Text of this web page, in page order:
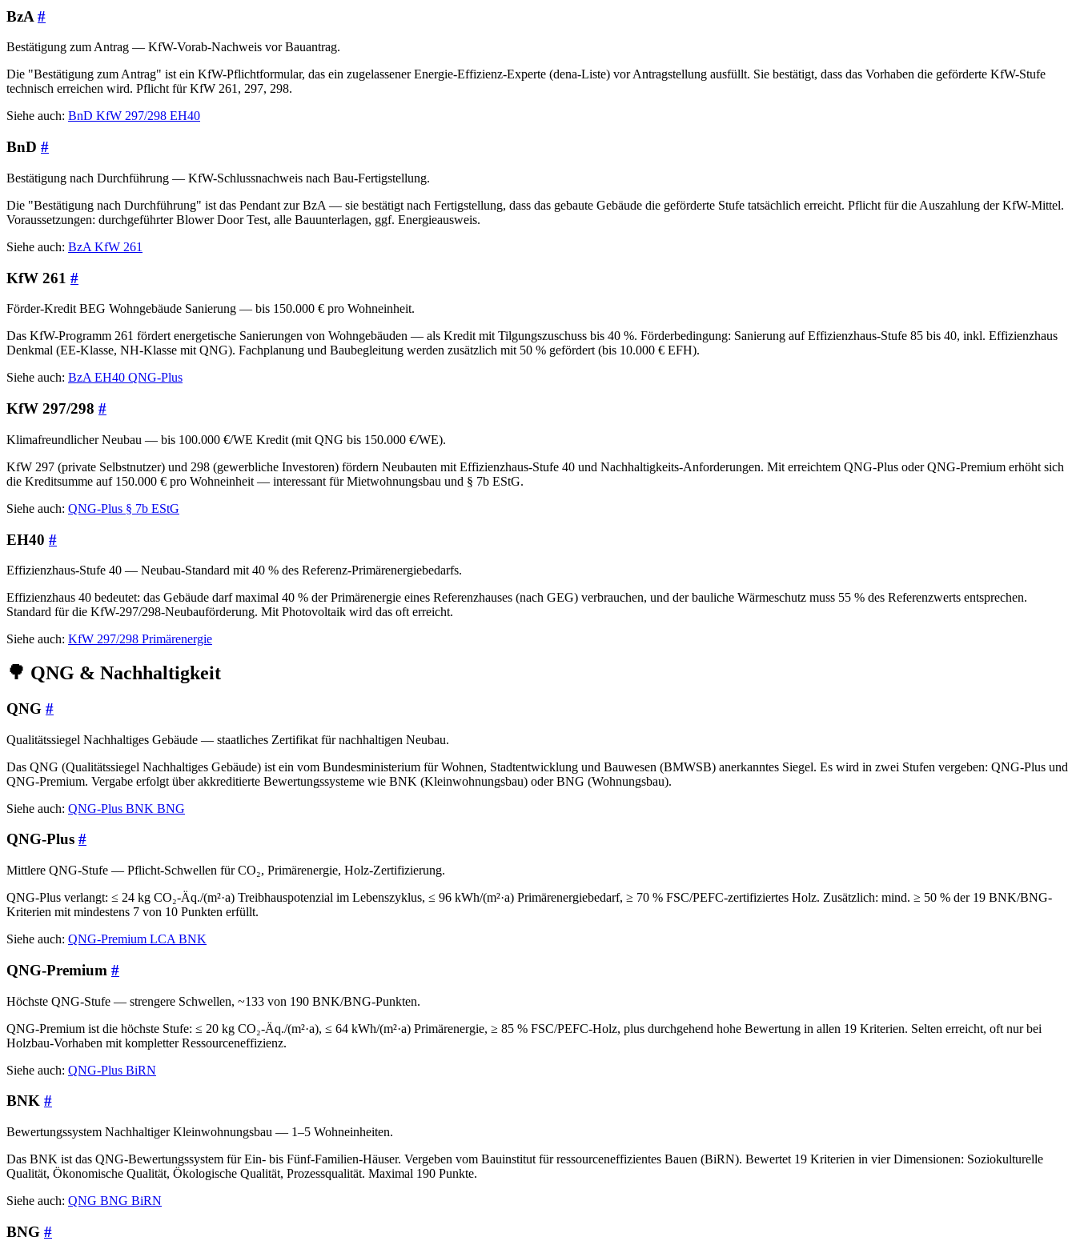
BzA #
Bestätigung zum Antrag — KfW-Vorab-Nachweis vor Bauantrag.
Die "Bestätigung zum Antrag" ist ein KfW-Pflichtformular, das ein zugelassener Energie-Effizienz-Experte (dena-Liste) vor Antragstellung ausfüllt. Sie bestätigt, dass das Vorhaben die geförderte KfW-Stufe
technisch erreichen wird. Pflicht für KfW 261, 297, 298.
Siehe auch: BnD KfW 297/298 EH40
BnD #
Bestätigung nach Durchführung — KfW-Schlussnachweis nach Bau-Fertigstellung.
Die "Bestätigung nach Durchführung" ist das Pendant zur BzA — sie bestätigt nach Fertigstellung, dass das gebaute Gebäude die geförderte Stufe tatsächlich erreicht. Pflicht für die Auszahlung der KfW-Mittel.
Voraussetzungen: durchgeführter Blower Door Test, alle Bauunterlagen, ggf. Energieausweis.
Siehe auch: BzA KfW 261
KfW 261 #
Förder-Kredit BEG Wohngebäude Sanierung — bis 150.000 € pro Wohneinheit.
Das KfW-Programm 261 fördert energetische Sanierungen von Wohngebäuden — als Kredit mit Tilgungszuschuss bis 40 %. Förderbedingung: Sanierung auf Effizienzhaus-Stufe 85 bis 40, inkl. Effizienzhaus
Denkmal (EE-Klasse, NH-Klasse mit QNG). Fachplanung und Baubegleitung werden zusätzlich mit 50 % gefördert (bis 10.000 € EFH).
Siehe auch: BzA EH40 QNG-Plus
KfW 297/298 #
Klimafreundlicher Neubau — bis 100.000 €/WE Kredit (mit QNG bis 150.000 €/WE).
KfW 297 (private Selbstnutzer) und 298 (gewerbliche Investoren) fördern Neubauten mit Effizienzhaus-Stufe 40 und Nachhaltigkeits-Anforderungen. Mit erreichtem QNG-Plus oder QNG-Premium erhöht sich
die Kreditsumme auf 150.000 € pro Wohneinheit — interessant für Mietwohnungsbau und § 7b EStG.
Siehe auch: QNG-Plus § 7b EStG
EH40 #
Effizienzhaus-Stufe 40 — Neubau-Standard mit 40 % des Referenz-Primärenergiebedarfs.
Effizienzhaus 40 bedeutet: das Gebäude darf maximal 40 % der Primärenergie eines Referenzhauses (nach GEG) verbrauchen, und der bauliche Wärmeschutz muss 55 % des Referenzwerts entsprechen.
Standard für die KfW-297/298-Neubauförderung. Mit Photovoltaik wird das oft erreicht.
Siehe auch: KfW 297/298 Primärenergie
🌳 QNG & Nachhaltigkeit
QNG #
Qualitätssiegel Nachhaltiges Gebäude — staatliches Zertifikat für nachhaltigen Neubau.
Das QNG (Qualitätssiegel Nachhaltiges Gebäude) ist ein vom Bundesministerium für Wohnen, Stadtentwicklung und Bauwesen (BMWSB) anerkanntes Siegel. Es wird in zwei Stufen vergeben: QNG-Plus und
QNG-Premium. Vergabe erfolgt über akkreditierte Bewertungssysteme wie BNK (Kleinwohnungsbau) oder BNG (Wohnungsbau).
Siehe auch: QNG-Plus BNK BNG
QNG-Plus #
Mittlere QNG-Stufe — Pflicht-Schwellen für CO₂, Primärenergie, Holz-Zertifizierung.
QNG-Plus verlangt: ≤ 24 kg CO₂-Äq./(m²·a) Treibhauspotenzial im Lebenszyklus, ≤ 96 kWh/(m²·a) Primärenergiebedarf, ≥ 70 % FSC/PEFC-zertifiziertes Holz. Zusätzlich: mind. ≥ 50 % der 19 BNK/BNG-
Kriterien mit mindestens 7 von 10 Punkten erfüllt.
Siehe auch: QNG-Premium LCA BNK
QNG-Premium #
Höchste QNG-Stufe — strengere Schwellen, ~133 von 190 BNK/BNG-Punkten.
QNG-Premium ist die höchste Stufe: ≤ 20 kg CO₂-Äq./(m²·a), ≤ 64 kWh/(m²·a) Primärenergie, ≥ 85 % FSC/PEFC-Holz, plus durchgehend hohe Bewertung in allen 19 Kriterien. Selten erreicht, oft nur bei
Holzbau-Vorhaben mit kompletter Ressourceneffizienz.
Siehe auch: QNG-Plus BiRN
BNK #
Bewertungssystem Nachhaltiger Kleinwohnungsbau — 1–5 Wohneinheiten.
Das BNK ist das QNG-Bewertungssystem für Ein- bis Fünf-Familien-Häuser. Vergeben vom Bauinstitut für ressourceneffizientes Bauen (BiRN). Bewertet 19 Kriterien in vier Dimensionen: Soziokulturelle
Qualität, Ökonomische Qualität, Ökologische Qualität, Prozessqualität. Maximal 190 Punkte.
Siehe auch: QNG BNG BiRN
BNG #